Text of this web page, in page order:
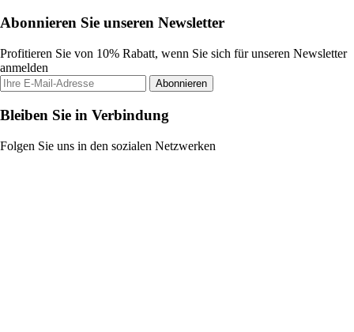
Abonnieren Sie unseren Newsletter
Profitieren Sie von 10% Rabatt, wenn Sie sich für unseren Newsletter
anmelden
Abonnieren
Bleiben Sie in Verbindung
Folgen Sie uns in den sozialen Netzwerken